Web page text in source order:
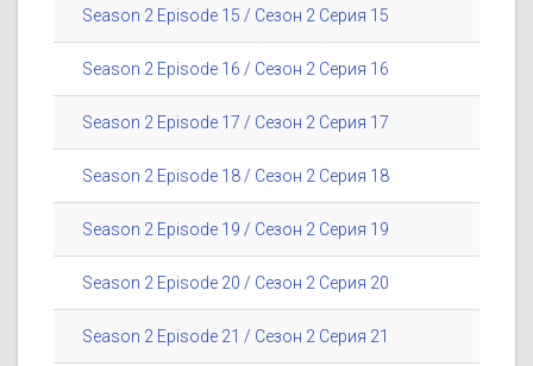
Season 2 Episode 15 / Сезон 2 Серия 15
Season 2 Episode 16 / Сезон 2 Серия 16
Season 2 Episode 17 / Сезон 2 Серия 17
Season 2 Episode 18 / Сезон 2 Серия 18
Season 2 Episode 19 / Сезон 2 Серия 19
Season 2 Episode 20 / Сезон 2 Серия 20
Season 2 Episode 21 / Сезон 2 Серия 21